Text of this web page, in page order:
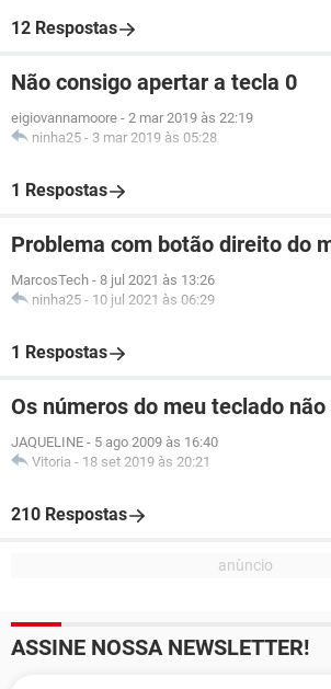
12 Respostas
Não consigo apertar a tecla 0
eigiovannamoore - 2 mar 2019 às 22:19
ninha25 - 3 mar 2019 às 05:28
1 Respostas
Problema com botão direito do
MarcosTech - 8 jul 2021 às 13:26
ninha25 - 10 jul 2021 às 06:29
1 Respostas
Os números do meu teclado
JAQUELINE - 5 ago 2009 às 16:40
Vitoria - 18 set 2019 às 20:21
210 Respostas
ASSINE NOSSA NEWSLETTER!